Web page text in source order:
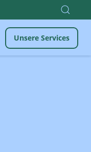
Unsere Services